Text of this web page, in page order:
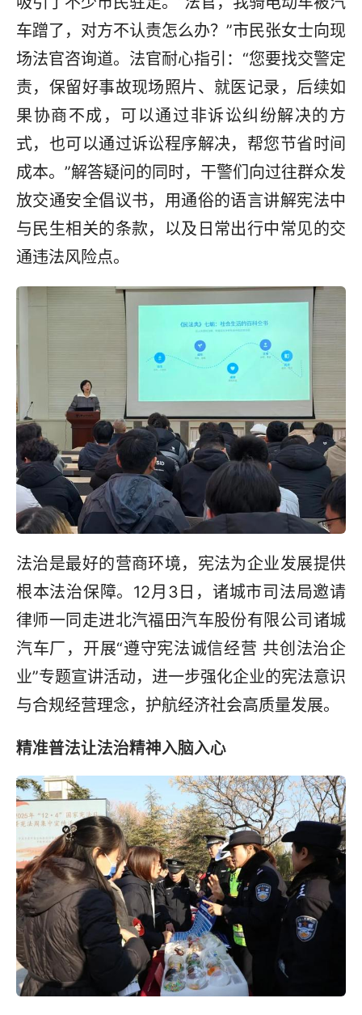
车蹭了，对方不认责怎么办？”市民张女士向现
场法官咨询道。法官耐心指引：“您要找交警定
责，保留好事故现场照片、就医记录，后续如
果协商不成，可以通过非诉讼纠纷解决的方
式，也可以通过诉讼程序解决，帮您节省时间
成本。”解答疑问的同时，干警们向过往群众发
放交通安全倡议书，用通俗的语言讲解宪法中
与民生相关的条款，以及日常出行中常见的交
通违法风险点。
法治是最好的营商环境，宪法为企业发展提供
根本法治保障。12月3日，诸城市司法局邀请
律师一同走进北汽福田汽车股份有限公司诸城
汽车厂，开展“遵守宪法诚信经营 共创法治企
业”专题宣讲活动，进一步强化企业的宪法意识
与合规经营理念，护航经济社会高质量发展。
精准普法让法治精神入脑入心